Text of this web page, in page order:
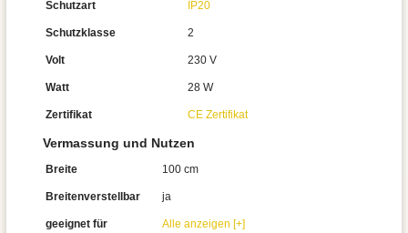
Schutzart IP20
Schutzklasse 2
Volt 230 V
Watt 28 W
Zertifikat CE Zertifikat
Vermassung und Nutzen
Breite 100 cm
Breitenverstellbar ja
geeignet für Alle anzeigen [+]